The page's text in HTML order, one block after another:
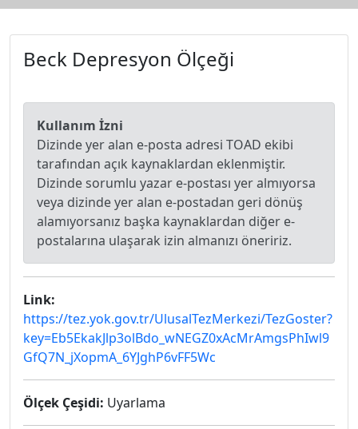
Beck Depresyon Ölçeği
Kullanım İzni
Dizinde yer alan e-posta adresi TOAD ekibi
tarafından açık kaynaklardan eklenmiştir.
Dizinde sorumlu yazar e-postası yer almıyorsa
veya dizinde yer alan e-postadan geri dönüş
alamıyorsanız başka kaynaklardan diğer e-
postalarına ulaşarak izin almanızı öneririz.
Link:
https://tez.yok.gov.tr/UlusalTezMerkezi/TezGoster?
key=Eb5EkakJlp3olBdo_wNEGZ0xAcMrAmgsPhIwl9
GfQ7N_jXopmA_6YJghP6vFF5Wc
Ölçek Çeşidi: Uyarlama